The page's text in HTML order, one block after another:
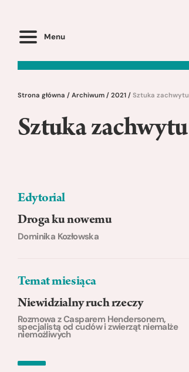
Menu
Strona główna / Archiwum / 2021 / Sztuka zachwytu
Sztuka zachwytu
Edytorial
Droga ku nowemu
Dominika Kozłowska
Temat miesiąca
Niewidzialny ruch rzeczy
Rozmowa z Casparem Hendersonem,
specjalistą od cudów i zwierząt niemalże
niemożliwych